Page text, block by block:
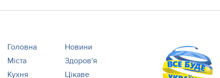
Головна
Новини
Міста
Здоров'я
Кухня
Цікаве